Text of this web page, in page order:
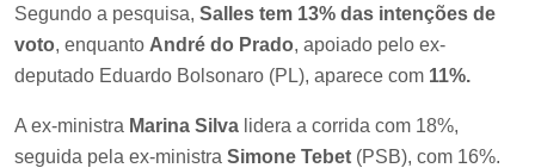
Segundo a pesquisa, Salles tem 13% das intenções de
voto, enquanto André do Prado, apoiado pelo ex-
deputado Eduardo Bolsonaro (PL), aparece com 11%.
A ex-ministra Marina Silva lidera a corrida com 18%,
seguida pela ex-ministra Simone Tebet (PSB), com 16%.